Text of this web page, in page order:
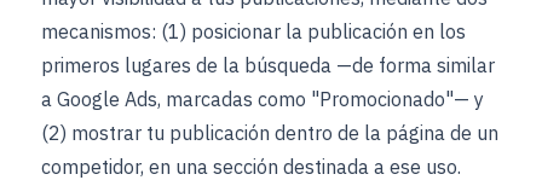
mecanismos: (1) posicionar la publicación en los
primeros lugares de la búsqueda —de forma similar
a Google Ads, marcadas como "Promocionado"— y
(2) mostrar tu publicación dentro de la página de un
competidor, en una sección destinada a ese uso.